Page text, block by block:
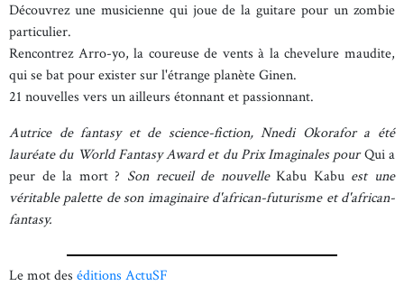
Découvrez une musicienne qui joue de la guitare pour un zombie
particulier.
Rencontrez Arro-yo, la coureuse de vents à la chevelure maudite,
qui se bat pour exister sur l'étrange planète Ginen.
21 nouvelles vers un ailleurs étonnant et passionnant.
Autrice de fantasy et de science-fiction, Nnedi Okorafor a été
lauréate du World Fantasy Award et du Prix Imaginales pourQui a
peur de la mort ? Son recueil de nouvelleKabu Kabuest une
véritable palette de son imaginaire d'african-futurisme et d'african-
fantasy.
Le mot des éditions ActuSF